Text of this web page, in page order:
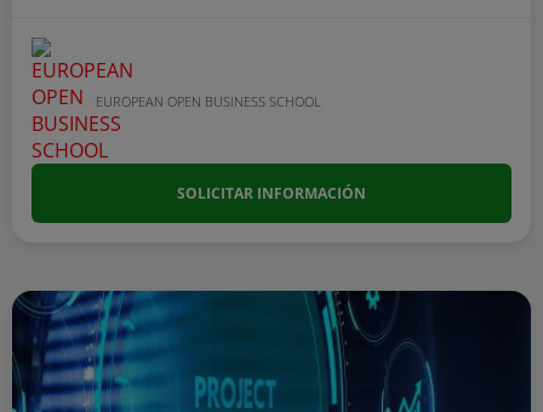
EUROPEAN OPEN BUSINESS SCHOOL
SOLICITAR INFORMACIÓN